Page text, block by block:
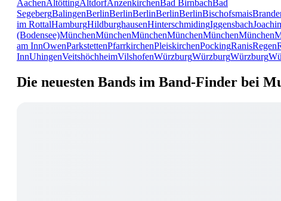
AachenAltöttingAltdorfAnzenkirchenBad BirnbachBad
SegebergBalingenBerlinBerlinBerlinBerlinBerlinBischofsmais
im RottalHamburgHildburghausenHinterschmidingIggensbach
(Bodensee)MünchenMünchenMünchenMünchenMünchenMünchen
am InnOwenParkstettenPfarrkirchenPleiskirchenPockingRanisRegen
InnUhingenVeitshöchheimVilshofenWürzburgWürzburgWürzburg
Die neuesten Bands im Band-Finder bei